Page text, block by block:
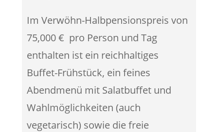
Im Verwöhn-Halbpensionspreis von
75,000 € pro Person und Tag
enthalten ist ein reichhaltiges
Buffet-Frühstück, ein feines
Abendmenü mit Salatbuffet und
Wahlmöglichkeiten (auch
vegetarisch) sowie die freie